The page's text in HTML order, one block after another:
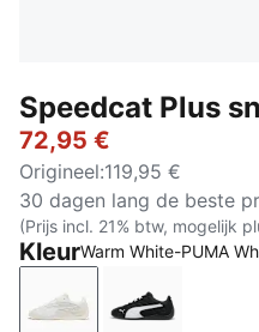
Speedcat Plus
72,95 €
Origineel:119,95 €
30 dagen lang de beste
(Prijs incl. 21% btw, mogelijk
KleurWarm White-PUMA
Warm White-PUMA
PUMA